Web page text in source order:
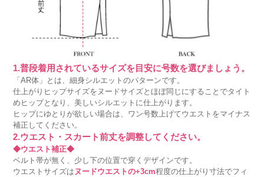
1.普段着用されているサイズを目安に号数を選びましょう。
「AR体」とは、細身シルエットのパターンです。
仕上がりヒップサイズをヌードサイズとほぼ同じにすることでタイト
めヒップとなり、美しいシルエットに仕上がります。
ヒップにゆとりが欲しい場合は、ワン号数上げてウエストをマイナス
補正してください。
2.ウエスト・スカート前丈を調整してください。
◆ウエスト補正◆
ベルト帯が無く、少し下の位置で穿くデザインです。
ウエストサイズは ヌードウエストの+3cm程度の仕上がり寸法でフィ